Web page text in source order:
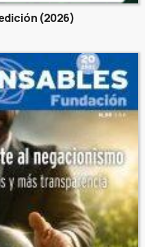
(2026)